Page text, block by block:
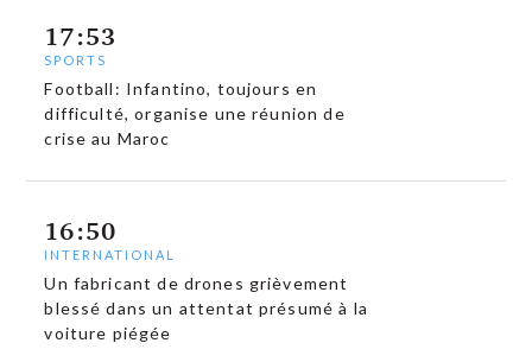
17:53
SPORTS
Football: Infantino, toujours en
difficulté, organise une réunion de
crise au Maroc
16:50
INTERNATIONAL
Un fabricant de drones grièvement
blessé dans un attentat présumé à la
voiture piégée